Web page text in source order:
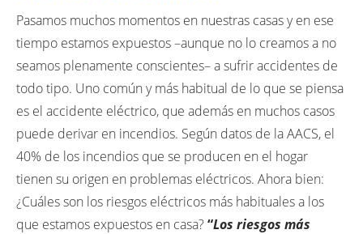
Pasamos muchos momentos en nuestras casas y en ese
tiempo estamos expuestos –aunque no lo creamos a no
seamos plenamente conscientes– a sufrir accidentes de
todo tipo. Uno común y más habitual de lo que se piensa
es el accidente eléctrico, que además en muchos casos
puede derivar en incendios. Según datos de la AACS, el
40% de los incendios que se producen en el hogar
tienen su origen en problemas eléctricos. Ahora bien:
¿Cuáles son los riesgos eléctricos más habituales a los
que estamos expuestos en casa? “Los riesgos más